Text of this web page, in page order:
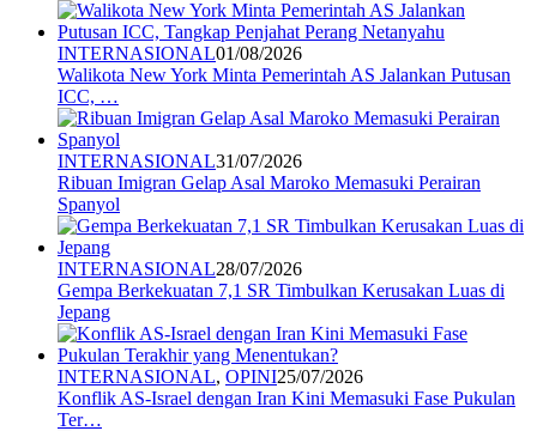
INTERNASIONAL01/08/2026
Walikota New York Minta Pemerintah AS Jalankan Putusan
ICC, …
INTERNASIONAL31/07/2026
Ribuan Imigran Gelap Asal Maroko Memasuki Perairan
Spanyol
INTERNASIONAL28/07/2026
Gempa Berkekuatan 7,1 SR Timbulkan Kerusakan Luas di
Jepang
INTERNASIONAL, OPINI25/07/2026
Konflik AS-Israel dengan Iran Kini Memasuki Fase Pukulan
Ter…